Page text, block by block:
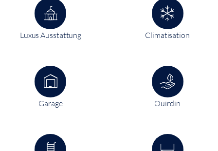
Luxus Ausstattung Climatisation
Garage Ouirdin